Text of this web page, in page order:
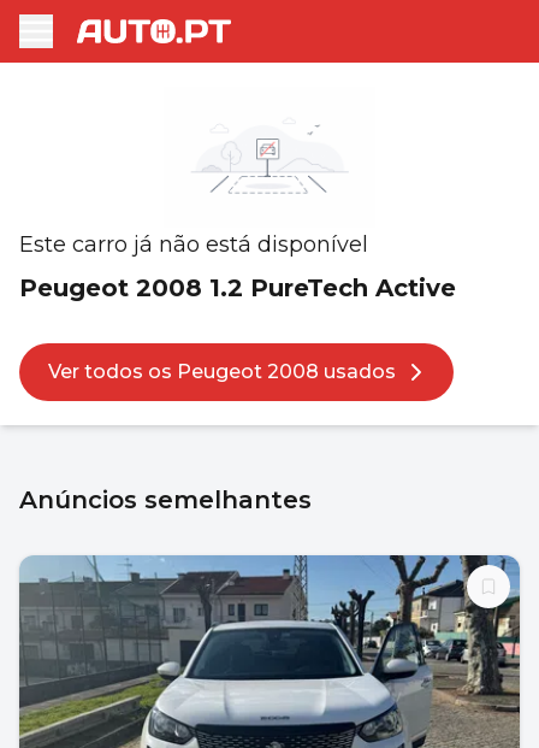
Este carro já não está disponível
Peugeot 2008 1.2 PureTech Active
Ver todos os Peugeot 2008 usados
Anúncios semelhantes